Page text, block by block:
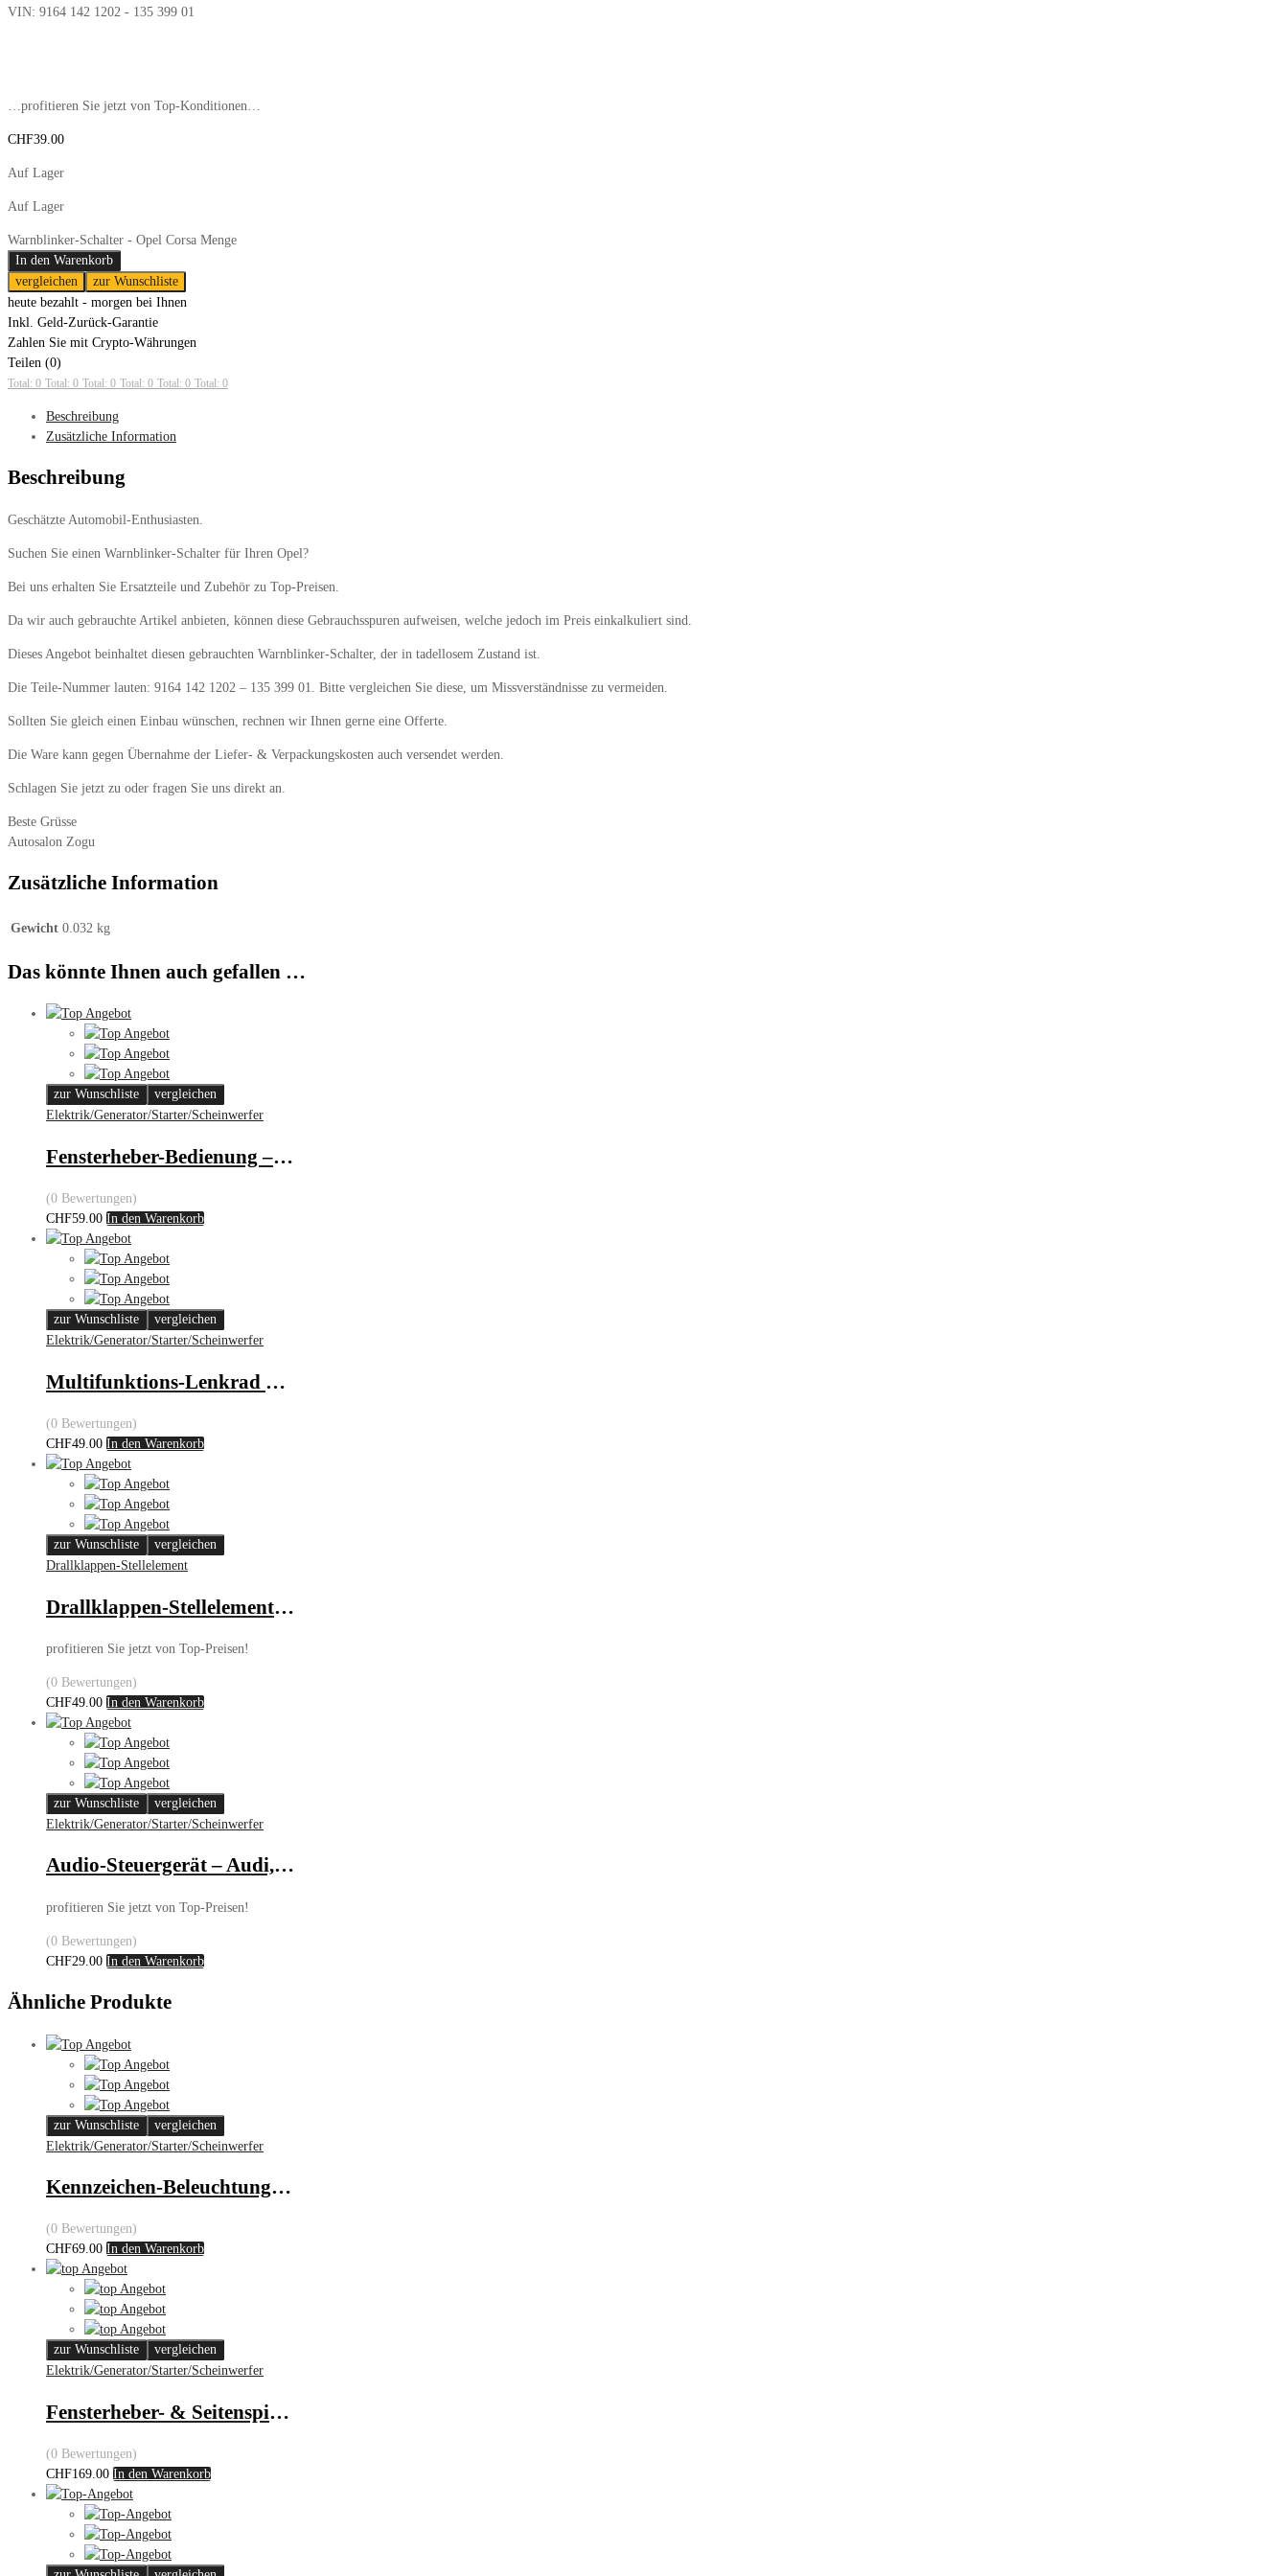
VIN: 9164 142 1202 - 135 399 01
…profitieren Sie jetzt von Top-Konditionen…
CHF39.00
Auf Lager
Auf Lager
Warnblinker-Schalter - Opel Corsa Menge
In den Warenkorb
vergleichen
zur Wunschliste
heute bezahlt - morgen bei Ihnen
Inkl. Geld-Zurück-Garantie
Zahlen Sie mit Crypto-Währungen
Teilen (0)
Total: 0 Total: 0 Total: 0 Total: 0 Total: 0 Total: 0
Beschreibung
Zusätzliche Information
Beschreibung
Geschätzte Automobil-Enthusiasten.
Suchen Sie einen Warnblinker-Schalter für Ihren Opel?
Bei uns erhalten Sie Ersatzteile und Zubehör zu Top-Preisen.
Da wir auch gebrauchte Artikel anbieten, können diese Gebrauchsspuren aufweisen, welche jedoch im Preis einkalkuliert sind.
Dieses Angebot beinhaltet diesen gebrauchten Warnblinker-Schalter, der in tadellosem Zustand ist.
Die Teile-Nummer lauten: 9164 142 1202 – 135 399 01. Bitte vergleichen Sie diese, um Missverständnisse zu vermeiden.
Sollten Sie gleich einen Einbau wünschen, rechnen wir Ihnen gerne eine Offerte.
Die Ware kann gegen Übernahme der Liefer- & Verpackungskosten auch versendet werden.
Schlagen Sie jetzt zu oder fragen Sie uns direkt an.
Beste Grüsse
Autosalon Zogu
Zusätzliche Information
Gewicht 0.032 kg
Das könnte Ihnen auch gefallen …
zur Wunschliste
vergleichen
Elektrik/Generator/Starter/Scheinwerfer
Fensterheber-Bedienung – Opel
(0 Bewertungen)
CHF59.00 In den Warenkorb
zur Wunschliste
vergleichen
Elektrik/Generator/Starter/Scheinwerfer
Multifunktions-Lenkrad – Opel Corsa C
(0 Bewertungen)
CHF49.00 In den Warenkorb
zur Wunschliste
vergleichen
Drallklappen-Stellelement
Drallklappen-Stellelement – Alfa, Fiat, Opel, Saab
profitieren Sie jetzt von Top-Preisen!
(0 Bewertungen)
CHF49.00 In den Warenkorb
zur Wunschliste
vergleichen
Elektrik/Generator/Starter/Scheinwerfer
Audio-Steuergerät – Audi, BMW, Mercedes-Benz, Opel
profitieren Sie jetzt von Top-Preisen!
(0 Bewertungen)
CHF29.00 In den Warenkorb
Ähnliche Produkte
zur Wunschliste
vergleichen
Elektrik/Generator/Starter/Scheinwerfer
Kennzeichen-Beleuchtungs-Set – Audi 80/90/Avant
(0 Bewertungen)
CHF69.00 In den Warenkorb
zur Wunschliste
vergleichen
Elektrik/Generator/Starter/Scheinwerfer
Fensterheber- & Seitenspiegelbedienung – Alfa 159
(0 Bewertungen)
CHF169.00 In den Warenkorb